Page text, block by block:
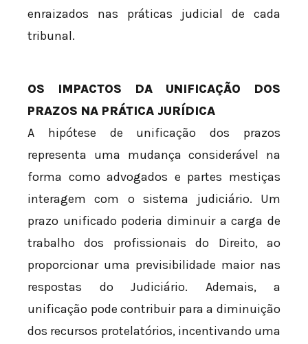
enraizados nas práticas judicial de cada
tribunal.
OS IMPACTOS DA UNIFICAÇÃO DOS
PRAZOS NA PRÁTICA JURÍDICA
A hipótese de unificação dos prazos
representa uma mudança considerável na
forma como advogados e partes mestiças
interagem com o sistema judiciário. Um
prazo unificado poderia diminuir a carga de
trabalho dos profissionais do Direito, ao
proporcionar uma previsibilidade maior nas
respostas do Judiciário. Ademais, a
unificação pode contribuir para a diminuição
dos recursos protelatórios, incentivando uma